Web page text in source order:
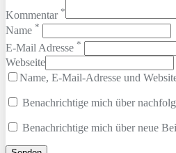
Kommentar *
Name *
E-Mail Adresse *
Webseite
Name, E-Mail-Adresse und
Benachrichtige mich über
Benachrichtige mich über neue